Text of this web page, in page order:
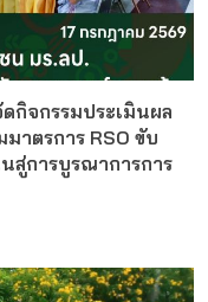
กิจกรรมประเมินผล
าตรการ RSO ขับ
สู่การบูรณาการการ